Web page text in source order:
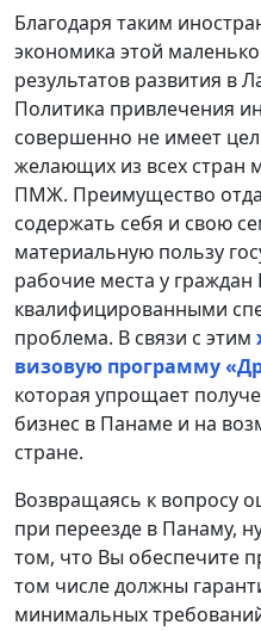
Благодаря таким
экономика этой
результатов развития в
Политика привлечения
совершенно не имеет
желающих из всех стран
ПМЖ. Преимущество
содержать себя и свою
материальную пользу
рабочие места у
квалифицированными
проблема. В связи с этим
визовую программу
которая упрощает
бизнес в Панаме и на
стране.
Возвращаясь к вопросу
при переезде в Панаму,
том, что Вы обеспечите
том числе должны
минимальных